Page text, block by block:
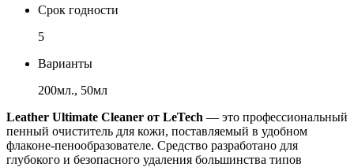
Срок годности
5
Варианты
200мл., 50мл
Leather Ultimate Cleaner от LeTech — это профессиональный
пенный очиститель для кожи, поставляемый в удобном
флаконе-пенообразователе. Средство разработано для
глубокого и безопасного удаления большинства типов